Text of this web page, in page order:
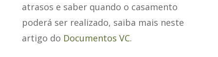
atrasos e saber quando o casamento
poderá ser realizado, saiba mais neste
artigo do Documentos VC.